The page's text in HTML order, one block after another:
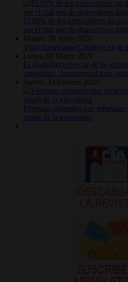
El 30% de los preescolares no
por el mal uso de dispositivos
Martes, 30 Junio 2020
Visto bueno para Cosentyx en la
Lunes, 02 Marzo 2020
El diagnóstico precoz de las
congénitas, fundamental para
Jueves, 13 Febrero 2020
Fórmulas infantiles que
través de la microbiota